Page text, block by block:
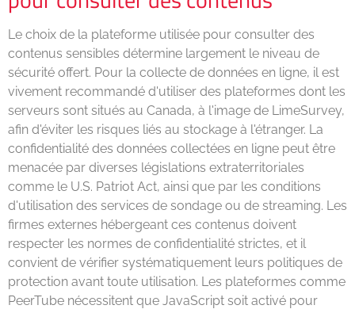
Le choix de la plateforme utilisée pour consulter des
contenus sensibles détermine largement le niveau de
sécurité offert. Pour la collecte de données en ligne, il est
vivement recommandé d'utiliser des plateformes dont les
serveurs sont situés au Canada, à l'image de LimeSurvey,
afin d'éviter les risques liés au stockage à l'étranger. La
confidentialité des données collectées en ligne peut être
menacée par diverses législations extraterritoriales
comme le U.S. Patriot Act, ainsi que par les conditions
d'utilisation des services de sondage ou de streaming. Les
firmes externes hébergeant ces contenus doivent
respecter les normes de confidentialité strictes, et il
convient de vérifier systématiquement leurs politiques de
protection avant toute utilisation. Les plateformes comme
PeerTube nécessitent que JavaScript soit activé pour